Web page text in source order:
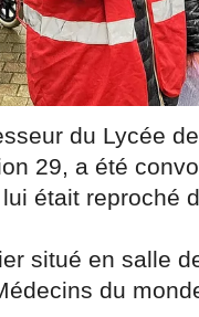
du Lycée
29, a été
était reproché
situé en salle
du